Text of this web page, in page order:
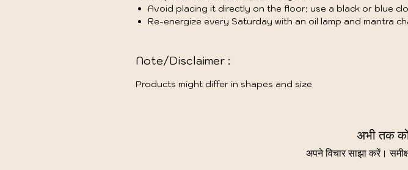
Avoid placing it directly on the floor; use a black or blue
Re-energize every Saturday with an oil lamp and mantra
Note/Disclaimer :
Products might differ in shapes and size
अभी तक
अपने विचार साझा करें।